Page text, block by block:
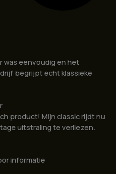
was eenvoudig en het
begrijpt echt klassieke
product! Mijn classic rijdt nu
uitstraling te verliezen.
informatie